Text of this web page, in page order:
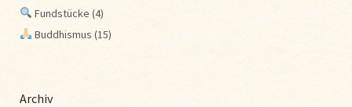
Fundstücke (4)
Buddhismus (15)
Archiv